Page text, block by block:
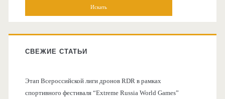
СВЕЖИЕ СТАТЬИ
Этап Всероссийской лиги дронов RDR в рамках
спортивного фестиваля “Extreme Russia World Games”